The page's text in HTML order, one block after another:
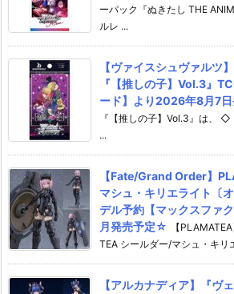
ーパック『ぬきたし THE
ルレ ...
【ヴァイスシュヴァルツ
『【推しの子】Vol.3』
ード】より2026年8月7日
『【推しの子】Vol.3』は、
...
【Fate/Grand Order】
マシュ・キリエライト〔
デル予約【マックスファ
月発売予定☆
【
TEA シールダー/マシュ・キリ
【アルカナディア】『ヴ